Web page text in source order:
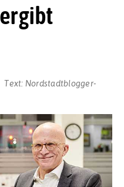
Text: Nordstadtblogger-